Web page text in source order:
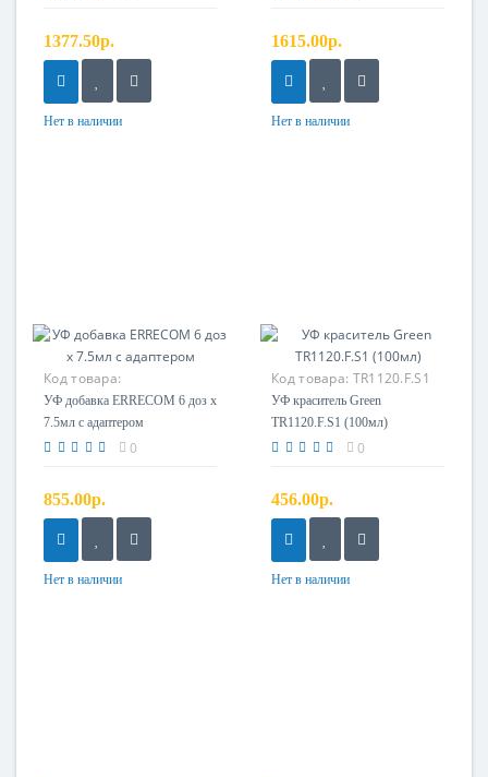
1377.50р.
Нет в наличии
1615.00р.
Нет в наличии
Код товара:
TR1058.A6.J7.P1
УФ добавка ERRECOM 6 доз х
7.5мл с адаптером
0
855.00р.
Нет в наличии
Код товара: TR1120.F.S1
УФ краситель Green
TR1120.F.S1 (100мл)
0
456.00р.
Нет в наличии